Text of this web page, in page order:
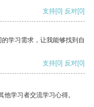
支持[0] 反对[0]
学习需求，让我能够找到自
支持[0] 反对[0]
学习者交流学习心得。